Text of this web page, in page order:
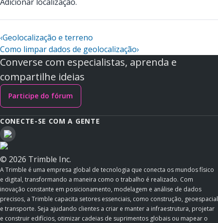
‹Geolocalização e terreno
Como limpar dados de geolocalização›
Converse com especialistas, aprenda e
compartilhe ideias
Participe do fórum
CONECTE-SE COM A GENTE
© 2026 Trimble Inc.
A Trimble é uma empresa global de tecnologia que conecta os mundos físico
e digital, transformando a maneira como o trabalho é realizado. Com
inovação constante em posicionamento, modelagem e análise de dados
precisos, a Trimble capacita setores essenciais, como construção, geoespacial
e transporte. Seja ajudando clientes a criar e manter a infraestrutura, projetar
e construir edifícios, otimizar cadeias de suprimentos globais ou mapear o